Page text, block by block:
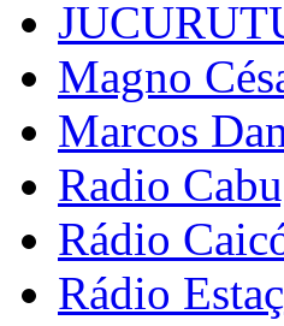
Magno
Marcos
Radio
Rádio
Rádio